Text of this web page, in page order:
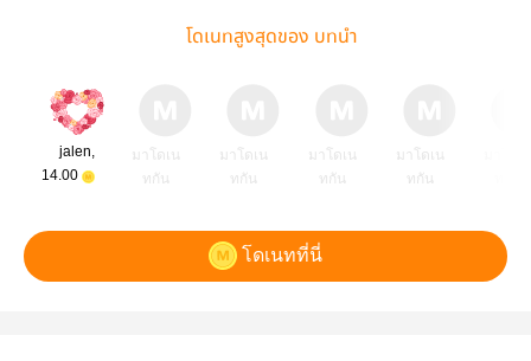
โดเนทสูงสุดของ บทนำ
jalen,
14.00
มาโดเน
ทกัน
มาโดเน
ทกัน
มาโดเน
ทกัน
มาโดเน
ทกัน
โดเนทที่นี่